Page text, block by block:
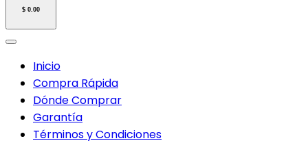
$ 0.00
Inicio
Compra Rápida
Dónde Comprar
Garantía
Términos y Condiciones